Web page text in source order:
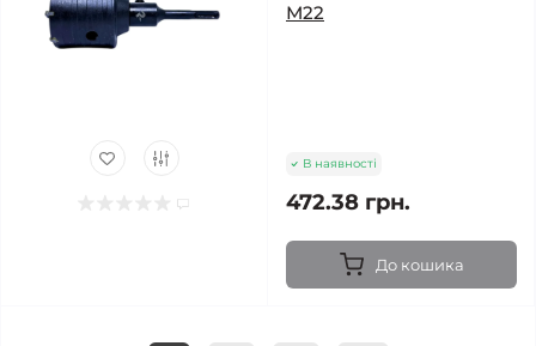
М22
В наявності
472.38 грн.
До кошика